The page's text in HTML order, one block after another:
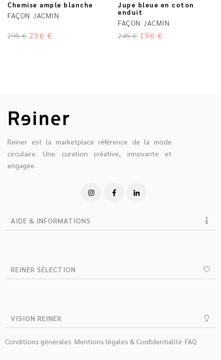
Chemise ample blanche
FAÇON JACMIN
295€ 236 €
Jupe bleue en coton
enduit
FAÇON JACMIN
245€ 196 €
Reiner est la marketplace référence de la mode
circulaire. Une curation créative, innovante et
engagée.
AIDE & INFORMATIONS
REINER SÉLECTION
VISION REINER
Conditions générales Mentions légales & Confidentialité FAQ